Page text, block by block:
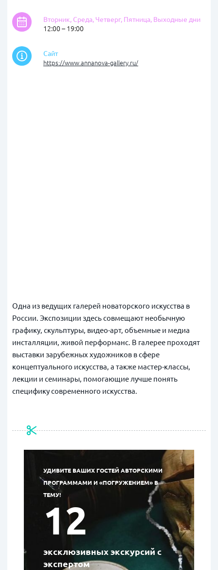
Вторник, Среда, Четверг, Пятница, Выходные дни
12:00 – 19:00
Сайт
https://www.annanova-gallery.ru/
Одна из ведущих галерей новаторского искусства в
России. Экспозиции здесь совмещают необычную
графику, скульптуры, видео-арт, объемные и медиа
инсталляции, живой перформанс. В галерее проходят
выставки зарубежных художников в сфере
концептуального искусства, а также мастер-классы,
лекции и семинары, помогающие лучше понять
специфику современного искусства.
УДИВИТЕ ВАШИХ ГОСТЕЙ АВТОРСКИМИ
ПРОГРАММАМИ И «ПОГРУЖЕНИЕМ» В
ТЕМУ!
12
эксклюзивных экскурсий с
экспертом